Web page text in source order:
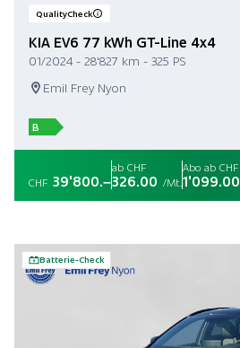
QualityCheck
KIA EV6 77 kWh GT-Line 4x4
01/2024 - 28'827 km - 325 PS
Emil Frey Nyon
B
CHF 39'800.–
ab CHF
326.00 /Mt.
Abo ab CHF
1'099.00
Batterie-Check